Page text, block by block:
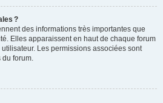
?
des informations très importantes que
Elles apparaissent en haut de chaque forum
Les permissions associées sont
du forum.